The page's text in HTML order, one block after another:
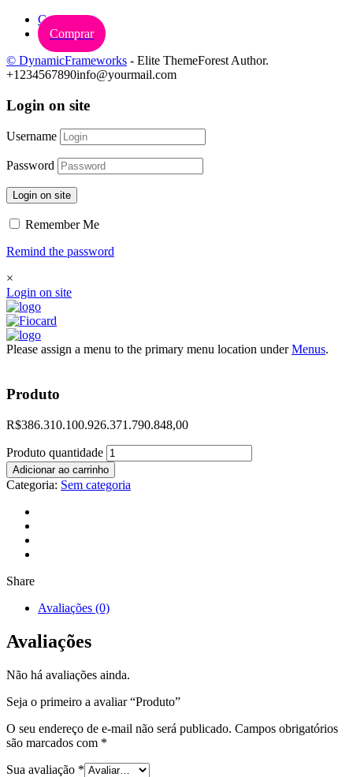
Carrinho
Comprar
© DynamicFrameworks - Elite ThemeForest Author.
+1234567890info@yourmail.com
Login on site
Username
Password
Login on site
Remember Me
Remind the password
×
Login on site
Please assign a menu to the primary menu location underMenus.
Produto
R$386.310.100.926.371.790.848,00
Produto quantidade
Adicionar ao carrinho
Categoria: Sem categoria
Share
Avaliações (0)
Avaliações
Não há avaliações ainda.
Seja o primeiro a avaliar “Produto”
O seu endereço de e-mail não será publicado. Campos obrigatórios
são marcados com *
Sua avaliação *